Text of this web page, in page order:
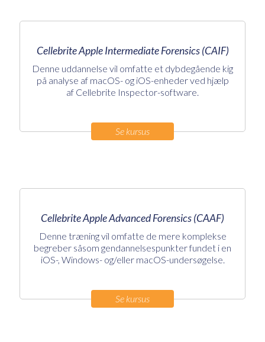
Cellebrite Apple Intermediate Forensics (CAIF)
Denne uddannelse vil omfatte et dybdegående kig
på analyse af macOS- og iOS-enheder ved hjælp
af Cellebrite Inspector-software.
Se kursus
Cellebrite Apple Advanced Forensics (CAAF)
Denne træning vil omfatte de mere komplekse
begreber såsom gendannelsespunkter fundet i en
iOS-, Windows- og/eller macOS-undersøgelse.
Se kursus